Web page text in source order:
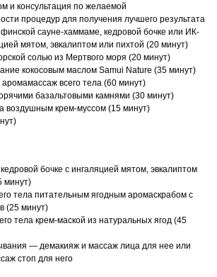
и консультация по желаемой
процедур для получения лучшего результата
сауне-хаммаме, кедровой бочке или ИК-
мятом, эвкалиптом или пихтой (20 минут)
солью из Мертвого моря (20 минут)
кокосовым маслом Samui Nature (35 минут)
всего тела (60 минут)
базальтовыми камнями (30 минут)
воздушным крем-муссом (15 минут)
бочке с ингаляцией мятом, эвкалиптом
минут)
тела питательным ягодным аромаскрабом с
(25 минут)
тела крем-маской из натуральных ягод (45
— демакияж и массаж лица для нее или
стоп для него